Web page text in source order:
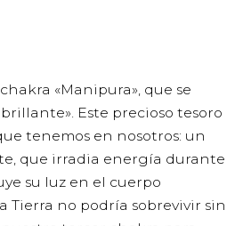
«Manipura», que se
Este precioso tesoro
tenemos en nosotros: un
que irradia energía durante
su luz en el cuerpo
Tierra no podría sobrevivir sin